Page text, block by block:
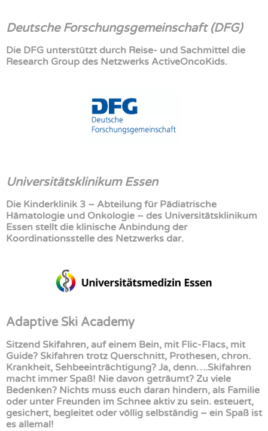
Deutsche Forschungsgemeinschaft (DFG)
Die DFG unterstützt durch Reise- und Sachmittel die
Research Group des Netzwerks ActiveOncoKids.
Universitätsklinikum Essen
Die Kinderklinik 3 – Abteilung für Pädiatrische
Hämatologie und Onkologie – des Universitätsklinikum
Essen stellt die klinische Anbindung der
Koordinationsstelle des Netzwerks dar.
Adaptive Ski Academy
Sitzend Skifahren, auf einem Bein, mit Flic-Flacs, mit
Guide? Skifahren trotz Querschnitt, Prothesen, chron.
Krankheit, Sehbeeinträchtigung? Ja, denn….Skifahren
macht immer Spaß! Nie davon geträumt? Zu viele
Bedenken? Nichts muss euch daran hindern, als Familie
oder unter Freunden im Schnee aktiv zu sein. esteuert,
gesichert, begleitet oder völlig selbständig – ein Spaß ist
es allemal!